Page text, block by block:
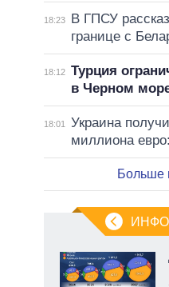
18:23
В ГПСУ
границе с
18:12 Турция
в Черном
18:01
Украина
миллиона
Больше